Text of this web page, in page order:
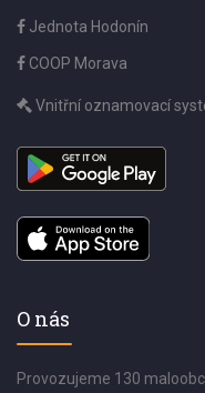
Jednota Hodonín
COOP Morava
Vnitřní oznamovací
O nás
Provozujeme 130